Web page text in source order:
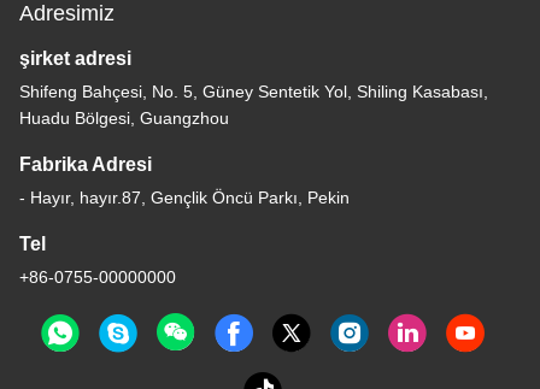
Adresimiz
şirket adresi
Shifeng Bahçesi, No. 5, Güney Sentetik Yol, Shiling Kasabası,
Huadu Bölgesi, Guangzhou
Fabrika Adresi
- Hayır, hayır.87, Gençlik Öncü Parkı, Pekin
Tel
+86-0755-00000000